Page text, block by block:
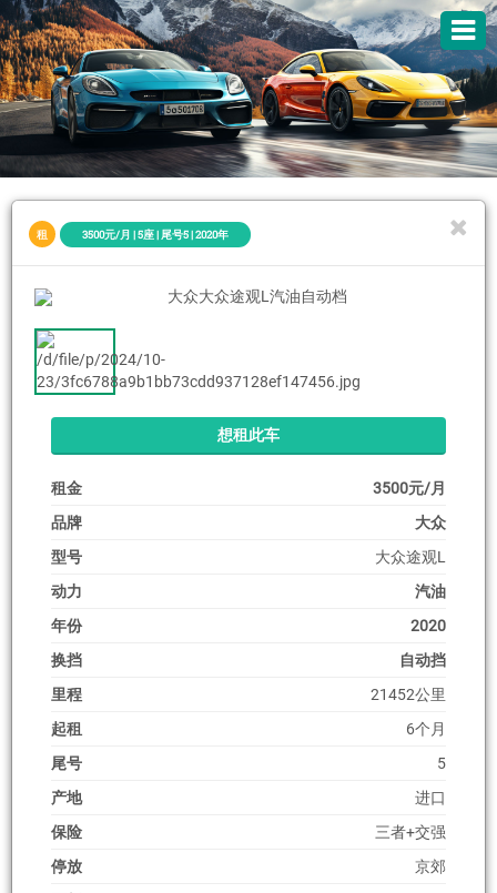
租 3500元/月 | 5座 | 尾号5 | 2020年
想租此车
租金
3500元/月
品牌
大众
型号
大众途观L
动力
汽油
年份
2020
换挡
自动挡
里程
21452公里
起租
6个月
尾号
5
产地
进口
保险
三者+交强
停放
京郊